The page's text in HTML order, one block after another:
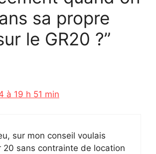
sa propre
le GR20 ?”
à 19 h 51 min
sur mon conseil voulais
20 sans contrainte de location